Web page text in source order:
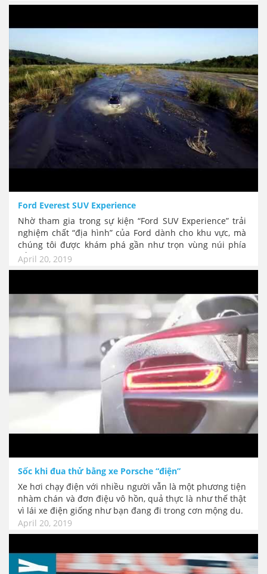
Ford Everest SUV Experience
Nhờ tham gia trong sự kiện “Ford SUV Experience” trải
nghiệm chất “địa hình” của Ford dành cho khu vực, mà
chúng tôi được khám phá gần như trọn vùng núi phía
bắc đảo Luzon, Philippines
April 20, 2019
Sốc khi đua thử bằng xe Porsche “điện”
Xe hơi chạy điện với nhiều người vẫn là một phương tiện
nhàm chán và đơn điệu vô hồn, quả thực là như thế thật
vì lái xe điện giống như bạn đang đi trong cơn mộng du.
April 20, 2019